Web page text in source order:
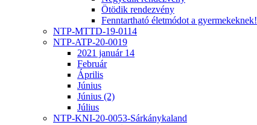
Ötödik rendezvény
Fenntartható életmódot a gyermekeknek!
NTP-MTTD-19-0114
NTP-ATP-20-0019
2021 január 14
Február
Április
Június
Június (2)
Július
NTP-KNI-20-0053-Sárkánykaland